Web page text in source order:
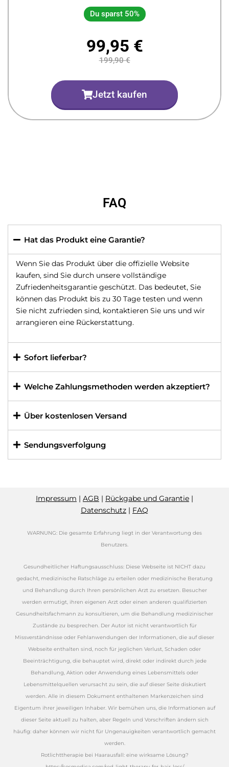
Du sparst 50%
99,95 €
199,90 €
Jetzt kaufen
FAQ
Hat das Produkt eine Garantie?
Wenn Sie das Produkt über die offizielle Website
kaufen, sind Sie durch unsere vollständige
Zufriedenheitsgarantie geschützt. Das bedeutet, Sie
können das Produkt bis zu 30 Tage testen und wenn
Sie nicht zufrieden sind, kontaktieren Sie uns und wir
arrangieren eine Rückerstattung.
Sofort lieferbar?
Welche Zahlungsmethoden werden akzeptiert?
Über kostenlosen Versand
Sendungsverfolgung
Impressum | AGB | Rückgabe und Garantie |
Datenschutz | FAQ
WARNUNG: Die gesamte Erfahrung liegt in der Verantwortung des
Benutzers.
Gesundheitlicher Haftungsausschluss: Diese Webseite ist NICHT dazu
gedacht, medizinische Ratschläge zu erteilen oder medizinische Beratung
und Behandlung durch Ihren persönlichen Arzt zu ersetzen. Besucher
werden ermutigt, ihren eigenen Arzt oder einen anderen qualifizierten
Gesundheitsfachmann zu konsultieren, um die Behandlung medizinischer
Zustände zu besprechen. Der Autor ist nicht verantwortlich für
Missverständnisse oder Fehlanwendungen der Informationen, die auf dieser
Webseite enthalten sind, noch für jeglichen Verlust, Schaden oder
Beeinträchtigung, die behauptet wird, direkt oder indirekt durch jede
Behandlung, Aktion oder Anwendung eines Lebensmittels oder
Lebensmittelquellen verursacht zu sein, die auf dieser Seite diskutiert
werden. Alle in diesem Dokument enthaltenen Markenzeichen sind
Eigentum ihrer jeweiligen Inhaber. Wir bemühen uns, die Informationen auf
dieser Seite aktuell zu halten, aber Regeln und Vorschriften ändern sich
häufig: daher können wir nicht für Ungenauigkeiten verantwortlich gemacht
werden.
Rotlichttherapie bei Haarausfall: eine wirksame Lösung?